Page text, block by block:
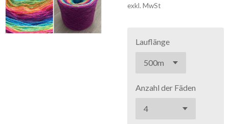
exkl. MwSt
Lauflänge
Anzahl der Fäden